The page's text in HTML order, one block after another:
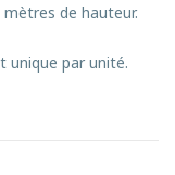
de hauteur.
unique par unité.